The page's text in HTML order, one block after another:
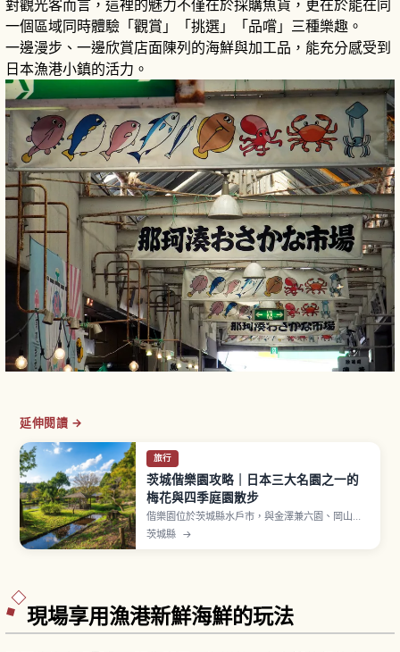
對觀光客而言，這裡的魅力不僅在於採購魚貨，更在於能在同
一個區域同時體驗「觀賞」「挑選」「品嚐」三種樂趣。
一邊漫步、一邊欣賞店面陳列的海鮮與加工品，能充分感受到
日本漁港小鎮的活力。
延伸閱讀 →
旅行
茨城偕樂園攻略｜日本三大名園之一的
梅花與四季庭園散步
偕樂園位於茨城縣水戶市，與金澤兼六園、岡山後
樂園並列為「日本三名園」之一。1842年（天保13
年）由水戶藩第9代藩主德川齊昭開園，「偕樂」一
茨城縣 →
現場享用漁港新鮮海鮮的玩法